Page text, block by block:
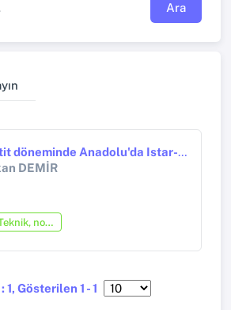
Ara
Hitit döneminde Anadolu'da Istar-Sauska Kültü
DEMİR
Diğer (Teknik, not, yorum, vaka takdimi, editöre mektup, özet, kitap krıtiği, araştırma notu, bilirkişi raporu ve benzeri)
1, Gösterilen 1 - 1